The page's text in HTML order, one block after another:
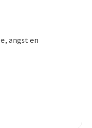
angst en